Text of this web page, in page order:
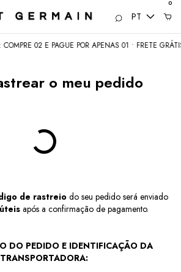
PT
0
02 E PAGUE POR APENAS 01 • FRETE
o meu pedido
de rastreio do seu pedido será enviado
após a confirmação de pagamento.
DO PEDIDO E IDENTIFICAÇÃO DA
TRANSPORTADORA: